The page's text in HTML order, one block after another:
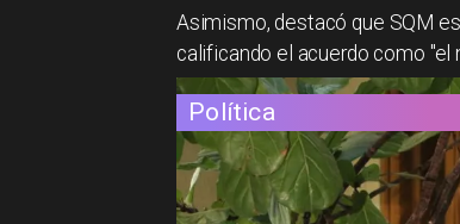
Política
Asimismo, destacó que SQM
calificando el acuerdo como "el